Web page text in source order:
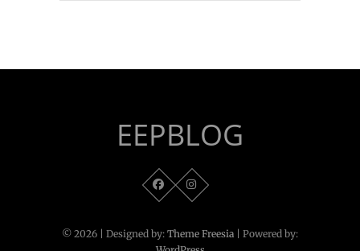
EEPBLOG
© 2026 | Designed by: Theme Freesia | Powered by: